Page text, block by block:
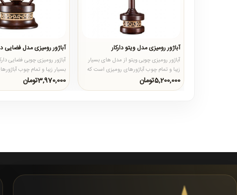
آباژور رومیزی مدل ویتو دارکار
آباژور رومیزی چوبی ویتو از مدل های بسیار
زیبا و تمام چوب آباژورهای رومیزی است که
جنس بدنه آن از چوب ..
5,200,000تومان
آباژور رومیزی مدل فضایی
آباژور رومیزی چوبی فضایی
بسیار زیبا و تمام چوب
است که جنس بدنه آن..
3,970,000تومان